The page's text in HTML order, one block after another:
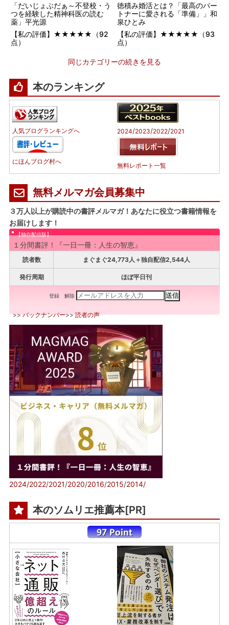
「だいじょぶだぁ～不登校・う
つを経験した精神科医の読む
薬」平光源
【私の評価】★★★★★（92
点）
徳積み婚活とは？「最高のパー
トナーに愛される「準備」」和
泉ひとみ
【私の評価】★★★★★（93
点）
同じカテゴリーの続きを見る
本のランキング
人気ブログランキングへ
にほんブログ村へ
2024/2023/2022/2021
無料レポート一覧
無料メルマガ会員募集中
３万人以上が購読中の書評メルマガ！あなたに役立つ書籍情報を
お届けします！
【独自配信版】
１分間書評！『一日一冊：人生の智恵』
読者数 まぐまぐ24,773人＋独自配信2,544人
発行周期 ほぼ平日刊
登録 解除
>>バックナンバー>>読者の声
2024/2022/2021/2020/2016/2015/2014/
本のソムリエ推薦本[PR]